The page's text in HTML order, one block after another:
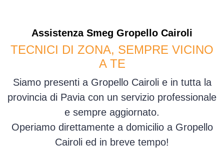
Assistenza Smeg Gropello Cairoli
TECNICI DI ZONA, SEMPRE VICINO
A TE
Siamo presenti a Gropello Cairoli e in tutta la
provincia di Pavia con un servizio professionale
e sempre aggiornato.
Operiamo direttamente a domicilio a Gropello
Cairoli ed in breve tempo!